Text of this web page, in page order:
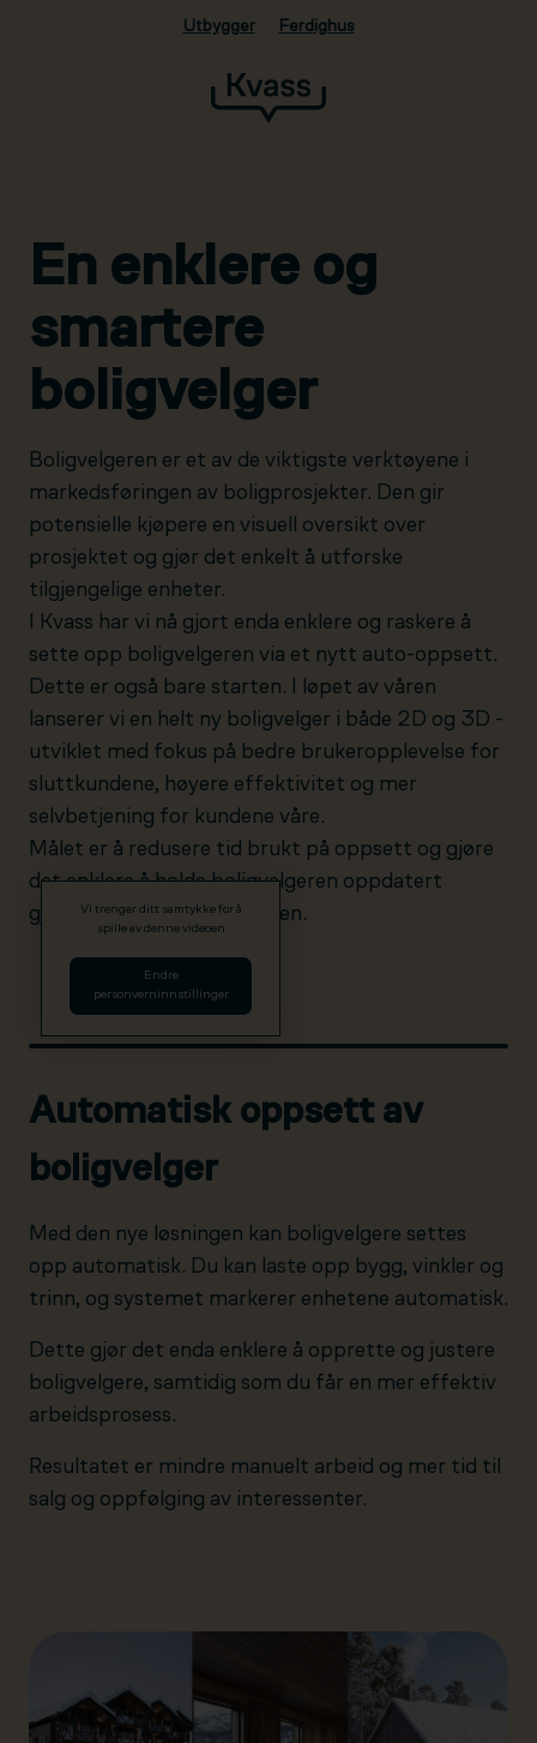
Hopp til hovedinnhold
Utbygger Ferdighus
En enklere og
smartere
boligvelger
Boligvelgeren er et av de viktigste verktøyene i
markedsføringen av boligprosjekter. Den gir
potensielle kjøpere en visuell oversikt over
prosjektet og gjør det enkelt å utforske
tilgjengelige enheter.
I Kvass har vi nå gjort enda enklere og raskere å
sette opp boligvelgeren via et nytt auto-oppsett.
Dette er også bare starten. I løpet av våren
lanserer vi en helt ny boligvelger i både 2D og 3D -
utviklet med fokus på bedre brukeropplevelse for
sluttkundene, høyere effektivitet og mer
selvbetjening for kundene våre.
Målet er å redusere tid brukt på oppsett og gjøre
det enklere å holde boligvelgeren oppdatert
gjennom hele salgsprosessen.
Vi trenger ditt samtykke for å
spille av denne videoen
Endre
personverninnstillinger
Automatisk oppsett av
boligvelger
Med den nye løsningen kan boligvelgere settes
opp automatisk. Du kan laste opp bygg, vinkler og
trinn, og systemet markerer enhetene automatisk.
Dette gjør det enda enklere å opprette og justere
boligvelgere, samtidig som du får en mer effektiv
arbeidsprosess.
Resultatet er mindre manuelt arbeid og mer tid til
salg og oppfølging av interessenter.